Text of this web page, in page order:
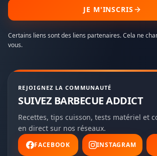
JE M'INSCRIS
Certains liens sont des liens partenaires. Cela ne
vous.
REJOIGNEZ LA COMMUNAUTÉ
SUIVEZ BARBECUE ADDICT
Recettes, tips cuisson, tests matériel et
en direct sur nos réseaux.
FACEBOOK INSTAGRAM